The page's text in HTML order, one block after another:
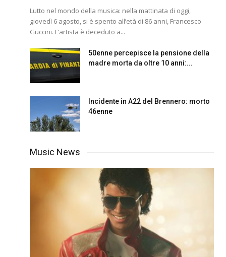
Lutto nel mondo della musica: nella mattinata di oggi,
giovedì 6 agosto, si è spento all’età di 86 anni, Francesco
Guccini. L’artista è deceduto a...
50enne percepisce la pensione della
madre morta da oltre 10 anni:...
Incidente in A22 del Brennero: morto
46enne
Music News